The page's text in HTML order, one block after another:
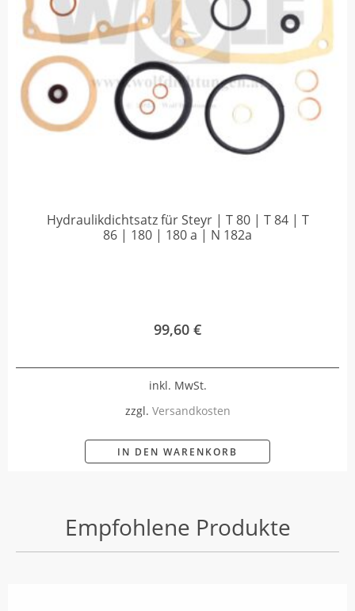
Hydraulikdichtsatz für Steyr | T 80 | T 84 | T
86 | 180 | 180 a | N 182a
99,60 €
inkl. MwSt.
zzgl. Versandkosten
IN DEN WARENKORB
Empfohlene Produkte